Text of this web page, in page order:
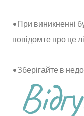
•При виникненні
повідомте про це
•Зберігайте в